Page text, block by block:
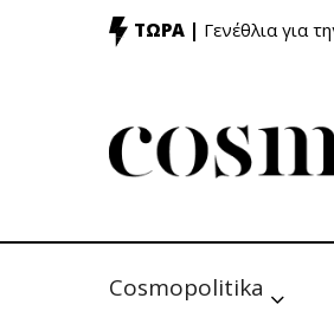
ΤΩΡΑ | Γενέθλια για
Cosmopolitika